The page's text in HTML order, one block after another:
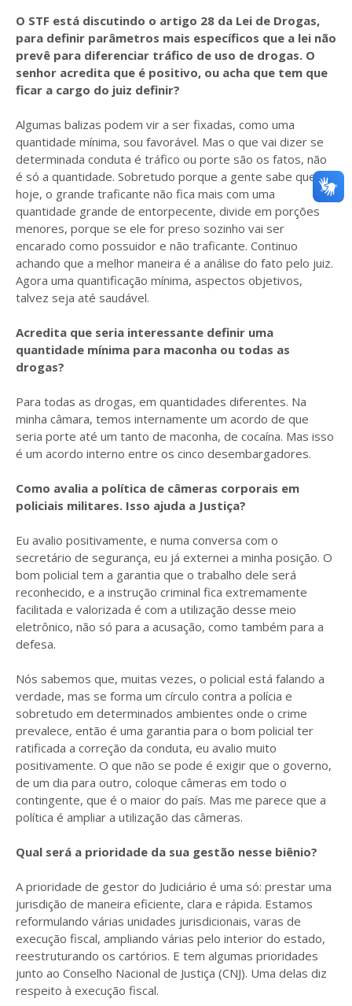
O STF está discutindo o artigo 28 da Lei de Drogas,
para definir parâmetros mais específicos que a lei não
prevê para diferenciar tráfico de uso de drogas. O
senhor acredita que é positivo, ou acha que tem que
ficar a cargo do juiz definir?
Algumas balizas podem vir a ser fixadas, como uma
quantidade mínima, sou favorável. Mas o que vai dizer se
determinada conduta é tráfico ou porte são os fatos, não
é só a quantidade. Sobretudo porque a gente sabe que,
hoje, o grande traficante não fica mais com uma
quantidade grande de entorpecente, divide em porções
menores, porque se ele for preso sozinho vai ser
encarado como possuidor e não traficante. Continuo
achando que a melhor maneira é a análise do fato pelo juiz.
Agora uma quantificação mínima, aspectos objetivos,
talvez seja até saudável.
Acredita que seria interessante definir uma
quantidade mínima para maconha ou todas as
drogas?
Para todas as drogas, em quantidades diferentes. Na
minha câmara, temos internamente um acordo de que
seria porte até um tanto de maconha, de cocaína. Mas isso
é um acordo interno entre os cinco desembargadores.
Como avalia a política de câmeras corporais em
policiais militares. Isso ajuda a Justiça?
Eu avalio positivamente, e numa conversa com o
secretário de segurança, eu já externei a minha posição. O
bom policial tem a garantia que o trabalho dele será
reconhecido, e a instrução criminal fica extremamente
facilitada e valorizada é com a utilização desse meio
eletrônico, não só para a acusação, como também para a
defesa.
Nós sabemos que, muitas vezes, o policial está falando a
verdade, mas se forma um círculo contra a polícia e
sobretudo em determinados ambientes onde o crime
prevalece, então é uma garantia para o bom policial ter
ratificada a correção da conduta, eu avalio muito
positivamente. O que não se pode é exigir que o governo,
de um dia para outro, coloque câmeras em todo o
contingente, que é o maior do país. Mas me parece que a
política é ampliar a utilização das câmeras.
Qual será a prioridade da sua gestão nesse biênio?
A prioridade de gestor do Judiciário é uma só: prestar uma
jurisdição de maneira eficiente, clara e rápida. Estamos
reformulando várias unidades jurisdicionais, varas de
execução fiscal, ampliando várias pelo interior do estado,
reestruturando os cartórios. E tem algumas prioridades
junto ao Conselho Nacional de Justiça (CNJ). Uma delas diz
respeito à execução fiscal.